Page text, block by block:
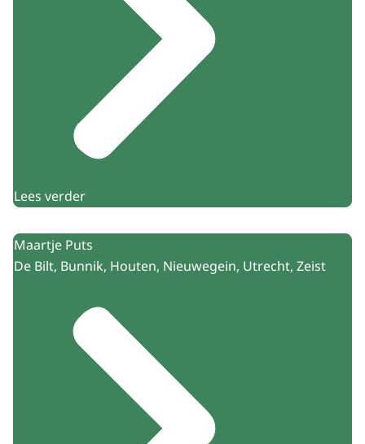
Lees verder
Maartje Puts
De Bilt, Bunnik, Houten, Nieuwegein, Utrecht, Zeist